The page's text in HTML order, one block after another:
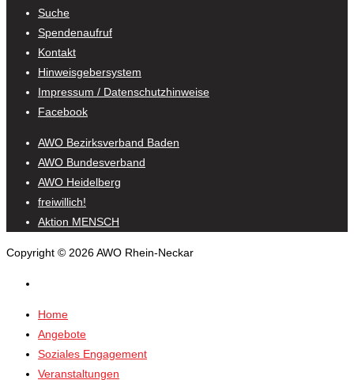
Suche
Spendenaufruf
Kontakt
Hinweisgebersystem
Impressum / Datenschutzhinweise
Facebook
AWO Bezirksverband Baden
AWO Bundesverband
AWO Heidelberg
freiwillich!
Aktion MENSCH
Copyright © 2026 AWO Rhein-Neckar
Home
Angebote
Soziales Engagement
Veranstaltungen